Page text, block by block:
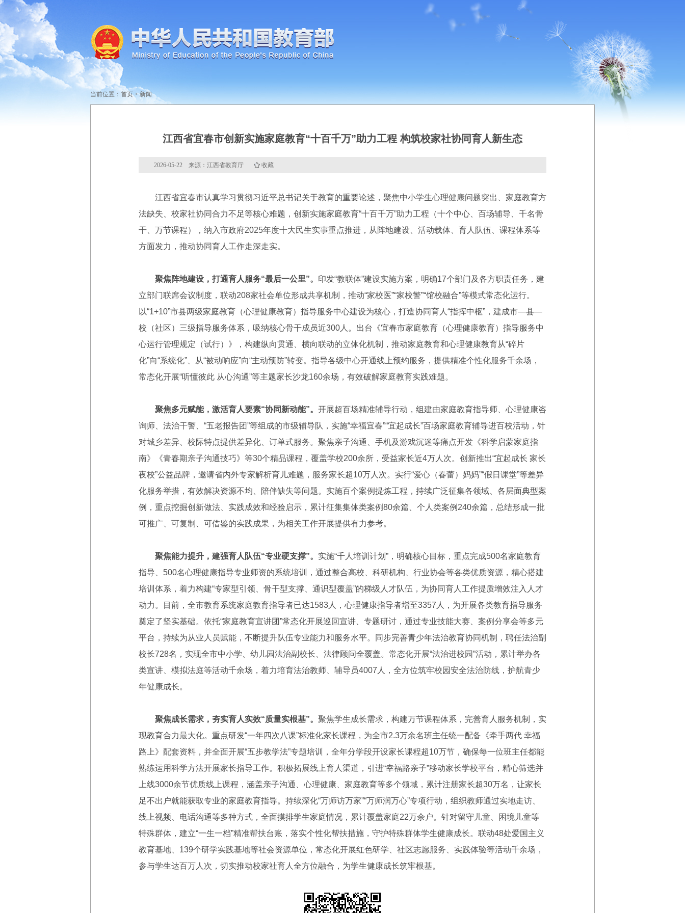
当前位置： 首页>新闻
江西省宜春市创新实施家庭教育“十百千万”助力工程 构筑校家社协同育人新生态
2026-05-22 来源：江西省教育厅 收藏
江西省宜春市认真学习贯彻习近平总书记关于教育的重要论述，聚焦中小学生心理健康问题突出、家庭教育方
法缺失、校家社协同合力不足等核心难题，创新实施家庭教育“十百千万”助力工程（十个中心、百场辅导、千名骨
干、万节课程），纳入市政府2025年度十大民生实事重点推进，从阵地建设、活动载体、育人队伍、课程体系等
方面发力，推动协同育人工作走深走实。
聚焦阵地建设，打通育人服务“最后一公里”。 印发“教联体”建设实施方案，明确17个部门及各方职责任务，建
立部门联席会议制度，联动208家社会单位形成共享机制，推动“家校医”“家校警”“馆校融合”等模式常态化运行。
以“1+10”市县两级家庭教育（心理健康教育）指导服务中心建设为核心，打造协同育人“指挥中枢”，建成市—县—
校（社区）三级指导服务体系，吸纳核心骨干成员近300人。出台《宜春市家庭教育（心理健康教育）指导服务中
心运行管理规定（试行）》，构建纵向贯通、横向联动的立体化机制，推动家庭教育和心理健康教育从“碎片
化”向“系统化”、从“被动响应”向“主动预防”转变。指导各级中心开通线上预约服务，提供精准个性化服务千余场，
常态化开展“听懂彼此 从心沟通”等主题家长沙龙160余场，有效破解家庭教育实践难题。
聚焦多元赋能，激活育人要素“协同新动能”。 开展超百场精准辅导行动，组建由家庭教育指导师、心理健康咨
询师、法治干警、“五老报告团”等组成的市级辅导队，实施“幸福宜春”“宜起成长”百场家庭教育辅导进百校活动，针
对城乡差异、校际特点提供差异化、订单式服务。聚焦亲子沟通、手机及游戏沉迷等痛点开发《科学启蒙家庭指
南》《青春期亲子沟通技巧》等30个精品课程，覆盖学校200余所，受益家长近4万人次。创新推出“宜起成长 家长
夜校”公益品牌，邀请省内外专家解析育儿难题，服务家长超10万人次。实行“爱心（春蕾）妈妈”“假日课堂”等差异
化服务举措，有效解决资源不均、陪伴缺失等问题。实施百个案例提炼工程，持续广泛征集各领域、各层面典型案
例，重点挖掘创新做法、实践成效和经验启示，累计征集集体类案例80余篇、个人类案例240余篇，总结形成一批
可推广、可复制、可借鉴的实践成果，为相关工作开展提供有力参考。
聚焦能力提升，建强育人队伍“专业硬支撑”。 实施“千人培训计划”，明确核心目标，重点完成500名家庭教育
指导、500名心理健康指导专业师资的系统培训，通过整合高校、科研机构、行业协会等各类优质资源，精心搭建
培训体系，着力构建“专家型引领、骨干型支撑、通识型覆盖”的梯级人才队伍，为协同育人工作提质增效注入人才
动力。目前，全市教育系统家庭教育指导者已达1583人，心理健康指导者增至3357人，为开展各类教育指导服务
奠定了坚实基础。依托“家庭教育宣讲团”常态化开展巡回宣讲、专题研讨，通过专业技能大赛、案例分享会等多元
平台，持续为从业人员赋能，不断提升队伍专业能力和服务水平。同步完善青少年法治教育协同机制，聘任法治副
校长728名，实现全市中小学、幼儿园法治副校长、法律顾问全覆盖。常态化开展“法治进校园”活动，累计举办各
类宣讲、模拟法庭等活动千余场，着力培育法治教师、辅导员4007人，全方位筑牢校园安全法治防线，护航青少
年健康成长。
聚焦成长需求，夯实育人实效“质量实根基”。 聚焦学生成长需求，构建万节课程体系，完善育人服务机制，实
现教育合力最大化。重点研发“一年四次八课”标准化家长课程，为全市2.3万余名班主任统一配备《牵手两代 幸福
路上》配套资料，并全面开展“五步教学法”专题培训，全年分学段开设家长课程超10万节，确保每一位班主任都能
熟练运用科学方法开展家长指导工作。积极拓展线上育人渠道，引进“幸福路亲子”移动家长学校平台，精心筛选并
上线3000余节优质线上课程，涵盖亲子沟通、心理健康、家庭教育等多个领域，累计注册家长超30万名，让家长
足不出户就能获取专业的家庭教育指导。持续深化“万师访万家”“万师润万心”专项行动，组织教师通过实地走访、
线上视频、电话沟通等多种方式，全面摸排学生家庭情况，累计覆盖家庭22万余户。针对留守儿童、困境儿童等
特殊群体，建立“一生一档”精准帮扶台账，落实个性化帮扶措施，守护特殊群体学生健康成长。联动48处爱国主义
教育基地、139个研学实践基地等社会资源单位，常态化开展红色研学、社区志愿服务、实践体验等活动千余场，
参与学生达百万人次，切实推动校家社育人全方位融合，为学生健康成长筑牢根基。